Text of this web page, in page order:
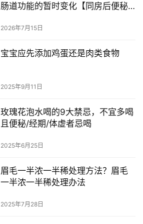
肠道功能的暂时变化【同房后便秘
2026年7月15日
宝宝应先添加鸡蛋还是肉类食物
2025年9月11日
玫瑰花泡水喝的9大禁忌，不宜多喝
且便秘/经期/体虚者忌喝
2025年6月25日
眉毛一半浓一半稀处理方法？眉毛
一半浓一半稀处理办法
2025年7月28日